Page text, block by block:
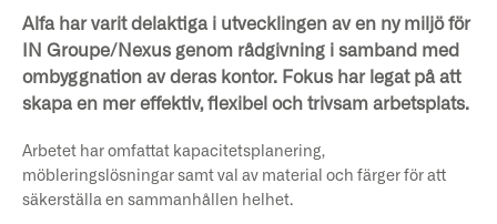
Alfa har varit delaktiga i utvecklingen av en ny miljö för
IN Groupe/Nexus genom rådgivning i samband med
ombyggnation av deras kontor. Fokus har legat på att
skapa en mer effektiv, flexibel och trivsam arbetsplats.
Arbetet har omfattat kapacitetsplanering,
möbleringslösningar samt val av material och färger för att
säkerställa en sammanhållen helhet.